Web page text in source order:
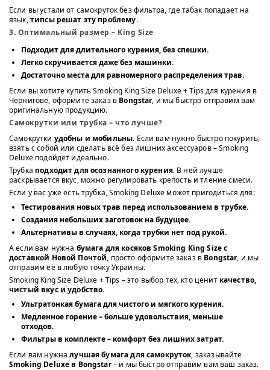
Если вы устали от самокруток без фильтра, где табак попадает на
язык,типсы решат эту проблему.
3. Оптимальный размер – King Size
Подходит для длительного курения, без спешки.
Легко скручивается даже без машинки.
Достаточно места для равномерного распределения трав.
Если вы хотите купить Smoking King Size Deluxe + Tips для курения в
Чернигове, оформите заказ в Bongstar, и мы быстро отправим вам
оригинальную продукцию.
Самокрутки или трубка – что лучше?
Самокрутки удобны и мобильны. Если вам нужно быстро покурить,
взять с собой или сделать всё без лишних аксессуаров – Smoking
Deluxe подойдёт идеально.
Трубка подходит для осознанного курения. В ней лучше
раскрывается вкус, можно регулировать крепость и тление смеси.
Если у вас уже есть трубка, Smoking Deluxe может пригодиться для:
Тестирования новых трав перед использованием в трубке.
Создания небольших заготовокна будущее.
Альтернативы в случаях, когда трубки нет под рукой.
А если вам нужна бумага для косяков Smoking King Size с
доставкой Новой Почтой, просто оформите заказ в Bongstar, и мы
отправим её в любую точку Украины.
Smoking King Size Deluxe + Tips – это выбор тех, кто ценит качество,
чистый вкус и удобство.
Ультратонкая бумагадля чистого и мягкого курения.
Медленное горение– больше удовольствия, меньше
отходов.
Фильтры в комплекте– комфорт без лишних затрат.
Если вам нужналучшая бумага для самокруток, заказывайте
Smoking Deluxe в Bongstar– и мы быстро отправим вам ваш заказ.